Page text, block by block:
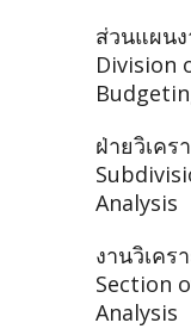
ส่วนแผน
Division
ฝ่ายวิเค
Analysis
งานวิเค
Section
Analysis